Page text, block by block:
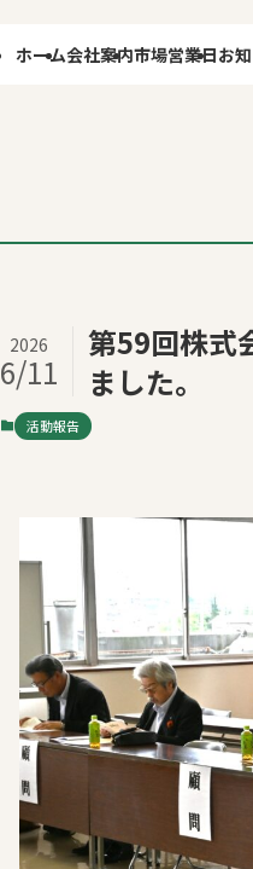
ホーム会社案内市場営業日お
第59回株式
ました。
2026
6/11
活動報告